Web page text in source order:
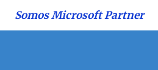
Somos Microsoft Partner